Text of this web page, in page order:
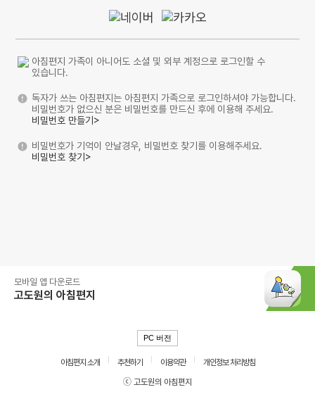
아침편지 가족이 아니어도 소셜 및 외부 계정으로 로그인할 수
있습니다.
독자가 쓰는 아침편지는 아침편지 가족으로 로그인하셔야 가능합니다.
비밀번호가 없으신 분은 비밀번호를 만드신 후에 이용해 주세요.
비밀번호 만들기>
비밀번호가 기억이 안날경우, 비밀번호 찾기를 이용해주세요.
비밀번호 찾기>
모바일 앱 다운로드
고도원의 아침편지
PC 버전
아침편지 소개 추천하기 이용약관
개인정보 처리방침
ⓒ 고도원의 아침편지